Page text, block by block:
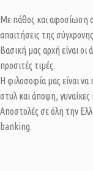
Με πάθος και αφοσίωση
απαιτήσεις της σύγχρονης
Βασική μας αρχή είναι
προσιτές τιμές.
Η φιλοσοφία μας είναι
στυλ και άποψη,
Αποστολές σε όλη την
banking.